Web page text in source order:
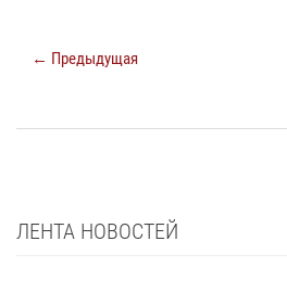
← Предыдущая
ЛЕНТА НОВОСТЕЙ